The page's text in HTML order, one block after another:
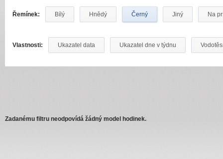
Řemínek: Bílý Hnědý Černý Jiný Na
Vlastnosti: Ukazatel data Ukazatel dne v týdnu
Zadanému filtru neodpovídá žádný model hodinek.